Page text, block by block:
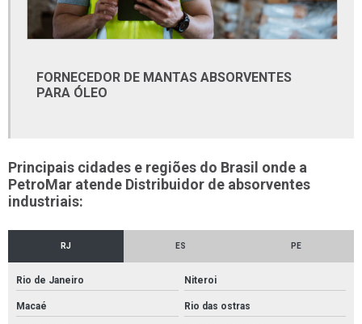
Ferramentas beta distribuidores
Ferramentas beta onde comprar
Fita petrolato
Fornecedor de furadeira
Fornecedor de material elétrico
Fornecedor de tubos e conexões
Fornecedor de tubos e conexões pvc
Fornecedor de tubos galvanizados
Fornecedor de tubos retangulares
FORNECEDOR DE MANTAS ABSORVENTES
PARA ÓLEO
Principais cidades e regiões do Brasil onde a
PetroMar atende Distribuidor de absorventes
industriais:
RJ ES PE
Rio de Janeiro Niteroi
Macaé Rio das ostras